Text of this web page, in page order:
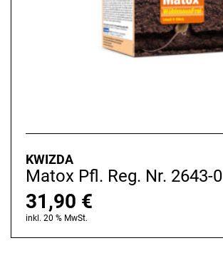
KWIZDA
Matox Pfl. Reg. Nr. 2643-0
31,90 €
inkl. 20 % MwSt.